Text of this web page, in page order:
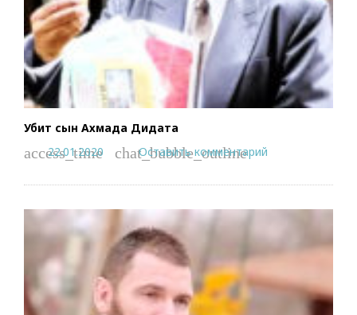
Убит сын Ахмада Дидата
access_time
22.01.2020 chat_bubble_outline
Оставить комментарий